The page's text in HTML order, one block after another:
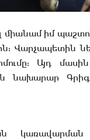
միանամ իմ
Վարչապետին
Այդ
նախարար
կառավարման